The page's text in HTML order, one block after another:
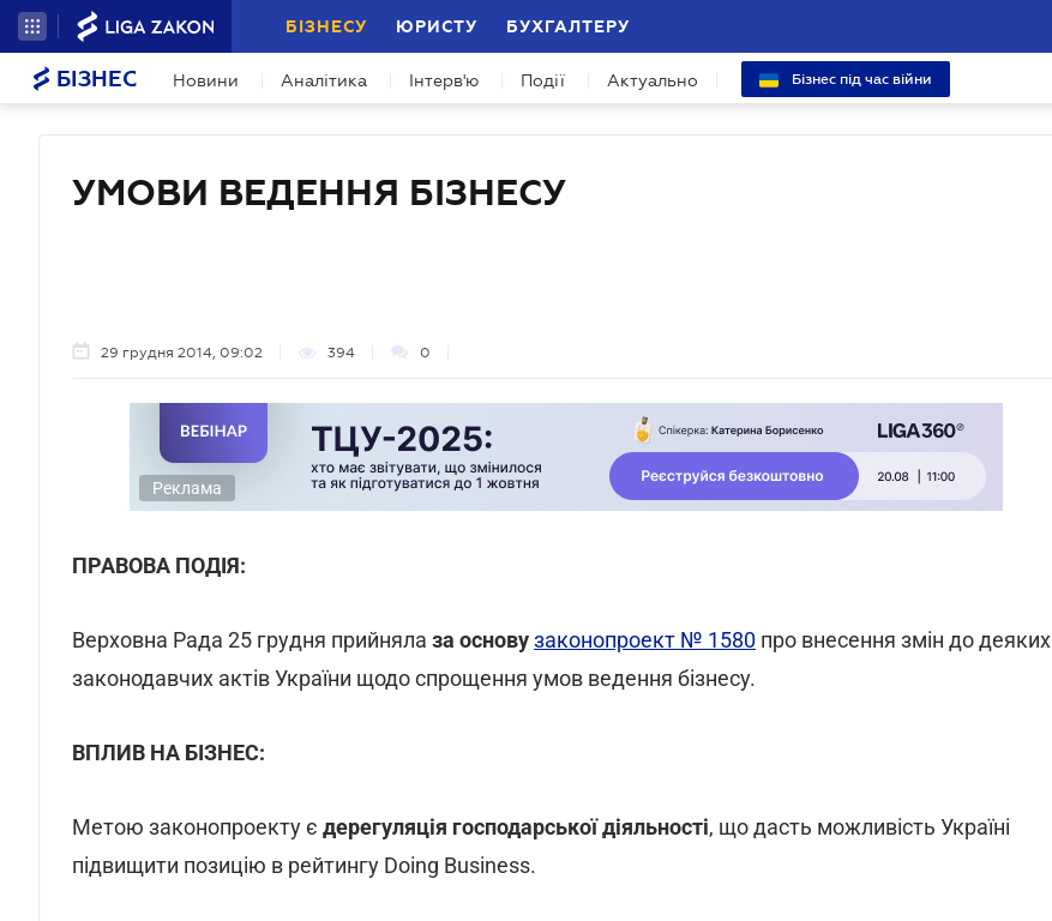
БІЗНЕСУ ЮРИСТУ БУХГАЛТЕРУ
БІЗНЕС Новини Аналітика Інтерв'ю Події Актуально Бізнес під час війни
УМОВИ ВЕДЕННЯ БІЗНЕСУ
29 грудня 2014, 09:02 394 0
Реклама
ПРАВОВА ПОДІЯ:
Верховна Рада 25 грудня прийняла за основузаконопроект № 1580 про внесення змін до деяких
законодавчих актів України щодо спрощення умов ведення бізнесу.
ВПЛИВ НА БІЗНЕС:
Метою законопроекту є дерегуляція господарської діяльності, що дасть можливість Україні
підвищити позицію в рейтингу Doing Business.